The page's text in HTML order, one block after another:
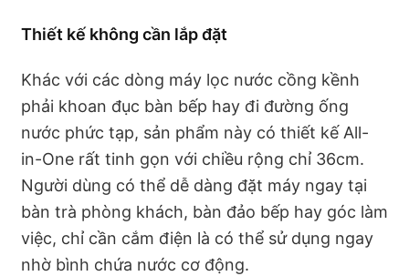
Thiết kế không cần lắp đặt
Khác với các dòng máy lọc nước cồng kềnh
phải khoan đục bàn bếp hay đi đường ống
nước phức tạp, sản phẩm này có thiết kế All-
in-One rất tinh gọn với chiều rộng chỉ 36cm.
Người dùng có thể dễ dàng đặt máy ngay tại
bàn trà phòng khách, bàn đảo bếp hay góc làm
việc, chỉ cần cắm điện là có thể sử dụng ngay
nhờ bình chứa nước cơ động.